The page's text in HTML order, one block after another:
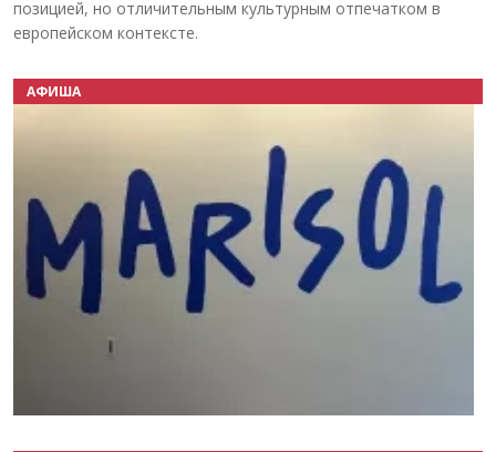
позицией, но отличительным культурным отпечатком в
европейском контексте.
АФИША